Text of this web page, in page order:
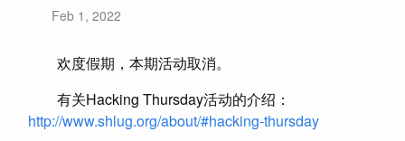
Feb 1, 2022
欢度假期，本期活动取消。
有关Hacking Thursday活动的介绍：
http://www.shlug.org/about/#hacking-thursday